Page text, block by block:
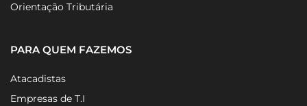
Orientação Tributária
PARA QUEM FAZEMOS
Atacadistas
Empresas de T.I